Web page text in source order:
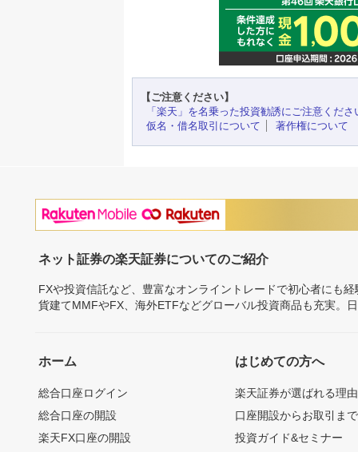
【ご注意ください】
「楽天」を名乗った投資勧誘にご注意くださ
仮名・借名取引について
著作権について
ネット証券の楽天証券についてのご紹介
FXや投資信託など、豊富なオンライントレードで初心者にも
貨建てMMFやFX、海外ETFなどグローバル投資商品も充実。
ホーム
総合口座ログイン
総合口座の開設
楽天FX口座の開設
はじめての方へ
楽天証券が選ばれる理由
口座開設からお取引ま
投資ガイド&セミナー